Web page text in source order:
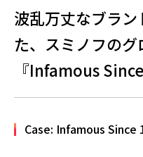
波乱万丈なブラ
た、スミノフの
『Infamous
Case: Infamous Since